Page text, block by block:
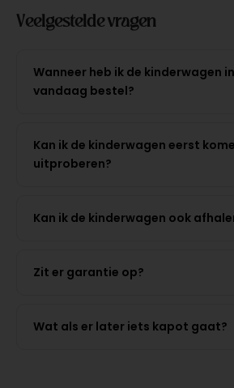
Veelgestelde vragen
Wanneer heb ik de kinderwagen
vandaag bestel?
Kan ik de kinderwagen eerst
uitproberen?
Kan ik de kinderwagen ook
Zit er garantie op?
Wat als er later iets kapot gaat?